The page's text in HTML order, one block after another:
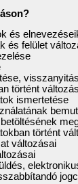
és
és felület
történt
ismertetése
történt
változásai